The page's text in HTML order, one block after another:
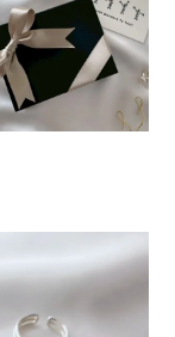
用いただき有
和感が出て
スを使ってい
ください。
うございまし